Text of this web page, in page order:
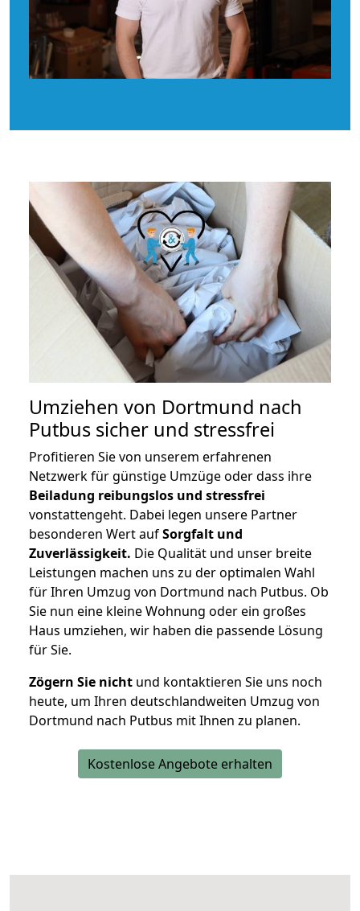
Umziehen von Dortmund nach
Putbus sicher und stressfrei
Profitieren Sie von unserem erfahrenen
Netzwerk für günstige Umzüge oder dass ihre
Beiladung reibungslos und stressfrei
vonstattengeht. Dabei legen unsere Partner
besonderen Wert aufSorgfalt und
Zuverlässigkeit. Die Qualität und unser breite
Leistungen machen uns zu der optimalen Wahl
für Ihren Umzug von Dortmund nach Putbus. Ob
Sie nun eine kleine Wohnung oder ein großes
Haus umziehen, wir haben die passende Lösung
für Sie.
Zögern Sie nicht und kontaktieren Sie uns noch
heute, um Ihren deutschlandweiten Umzug von
Dortmund nach Putbus mit Ihnen zu planen.
Kostenlose Angebote erhalten